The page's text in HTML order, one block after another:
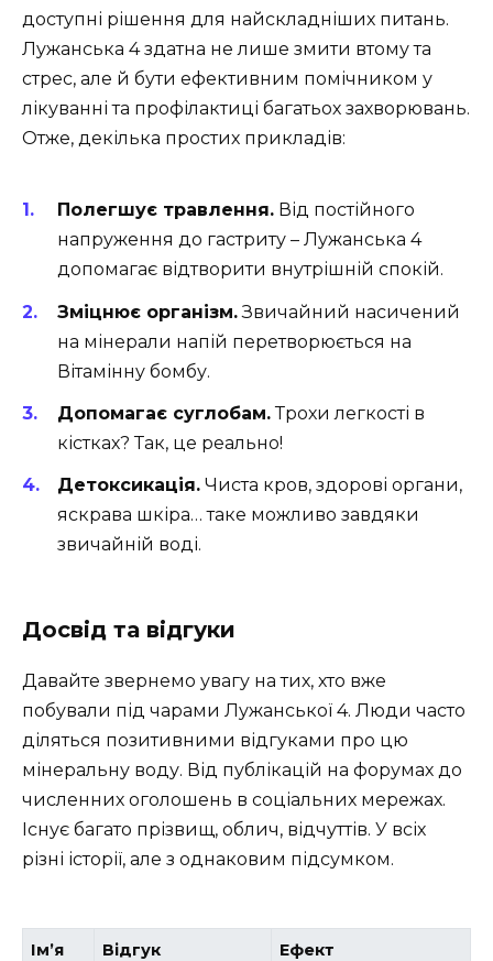
доступні рішення для найскладніших питань.
Лужанська 4 здатна не лише змити втому та
стрес, але й бути ефективним помічником у
лікуванні та профілактиці багатьох захворювань.
Отже, декілька простих прикладів:
Полегшує травлення. Від постійного
напруження до гастриту – Лужанська 4
допомагає відтворити внутрішній спокій.
Зміцнює організм.Звичайний насичений
на мінерали напій перетворюється на
Вітамінну бомбу.
Допомагає суглобам.Трохи легкості в
кістках? Так, це реально!
Детоксикація. Чиста кров, здорові органи,
яскрава шкіра… таке можливо завдяки
звичайній воді.
Досвід та відгуки
Давайте звернемо увагу на тих, хто вже
побували під чарами Лужанської 4. Люди часто
діляться позитивними відгуками про цю
мінеральну воду. Від публікацій на форумах до
численних оголошень в соціальних мережах.
Існує багато прізвищ, облич, відчуттів. У всіх
різні історії, але з однаковим підсумком.
Ім’я Відгук Ефект